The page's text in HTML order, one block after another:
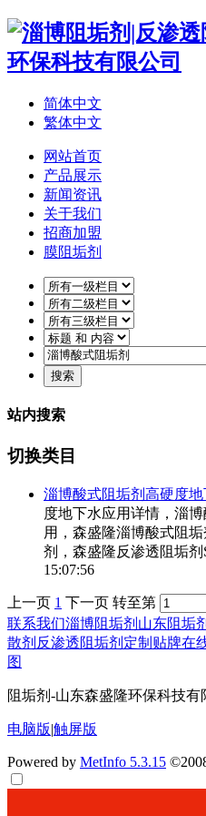
简体中文
繁体中文
网站首页
产品展示
新闻资讯
关于我们
招商加盟
膜阻垢剂
站内搜索
切换类目
淄博酸式阻垢剂 高硬度地
度地下水应用详情， 淄博
用，森盛隆淄博酸式阻垢
剂，森盛隆反渗透阻垢剂
15:07:56
上一页 1 下一页 转至第
联系我们淄博阻垢剂 山东阻垢剂
散剂 反渗透阻垢剂 定制贴牌在
图
阻垢剂-山东森盛隆环保科技有
电脑版|触屏版
Powered by MetInfo 5.3.15